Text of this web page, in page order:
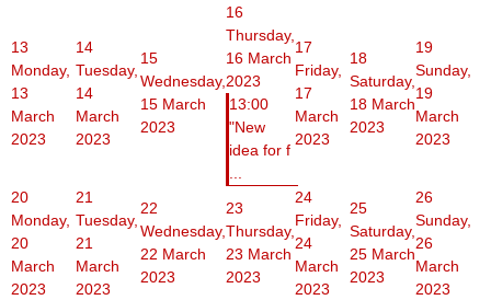
13
Monday,
13
March
2023
14
Tuesday,
14
March
2023
15
Wednesday,
15 March
2023
16
Thursday,
16 March
2023
13:00
"New
idea for f
17
Friday,
17
March
2023
18
Saturday,
18 March
2023
19
Sunday,
19
March
2023
20
Monday,
20
March
2023
21
Tuesday,
21
March
2023
22
Wednesday,
22 March
2023
23
Thursday,
23 March
2023
24
Friday,
24
March
2023
25
Saturday,
25 March
2023
26
Sunday,
26
March
2023